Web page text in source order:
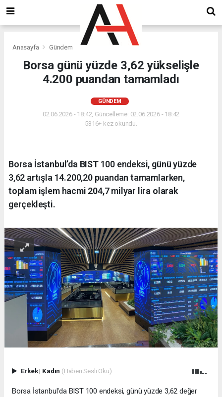
Anasayfa Gündem
Borsa günü yüzde 3,62 yükselişle
4.200 puandan tamamladı
GÜNDEM
02.06.2026 - 18:42, Güncelleme: 02.06.2026 - 18:42
5316+ kez okundu.
Borsa İstanbul’da BIST 100 endeksi, günü yüzde
3,62 artışla 14.200,20 puandan tamamlarken,
toplam işlem hacmi 204,7 milyar lira olarak
gerçekleşti.
Erkek| Kadın (Haberi Sesli Oku)
Borsa İstanbul'da BIST 100 endeksi, günü yüzde 3,62 değer